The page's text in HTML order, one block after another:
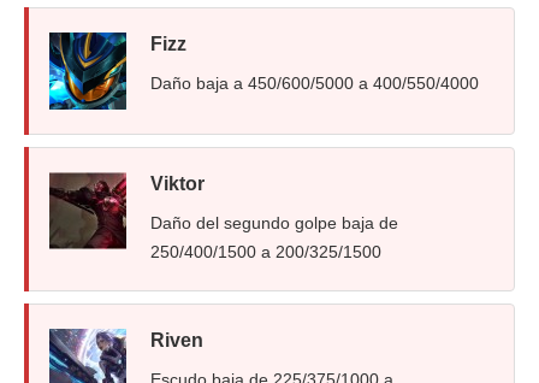
Fizz
Daño baja a 450/600/5000 a 400/550/4000
Viktor
Daño del segundo golpe baja de
250/400/1500 a 200/325/1500
Riven